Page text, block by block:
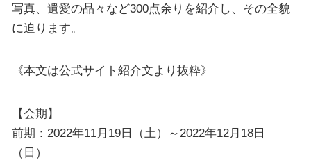
写真、遺愛の品々など300点余りを紹介し、その全貌
に迫ります。
《本文は公式サイト紹介文より抜粋》
【会期】
前期：2022年11月19日（土）～2022年12月18日
（日）